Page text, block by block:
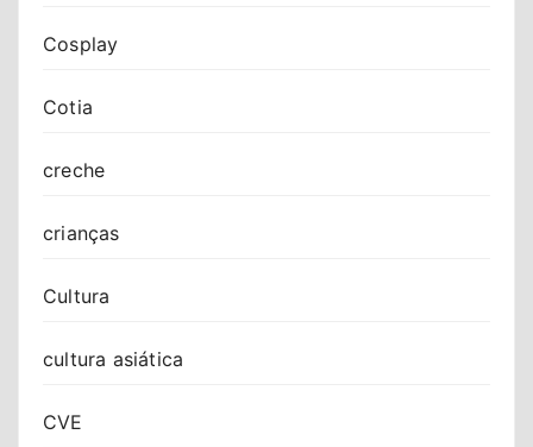
Cosplay
Cotia
creche
crianças
Cultura
cultura asiática
CVE